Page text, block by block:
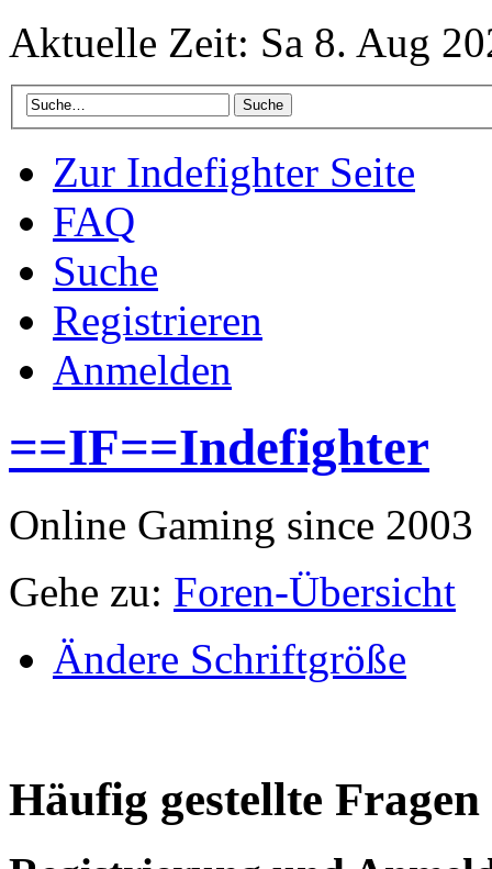
Aktuelle Zeit: Sa 8. Aug
Zur Indefighter Seite
FAQ
Suche
Registrieren
Anmelden
==IF==Indefighter
Online Gaming since 2003
Gehe zu: Foren-Übersicht
Ändere Schriftgröße
Häufig gestellte Fragen